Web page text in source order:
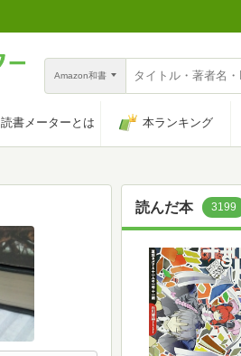
Amazon和書
読書メーターとは 本ランキング
読んだ本 3199